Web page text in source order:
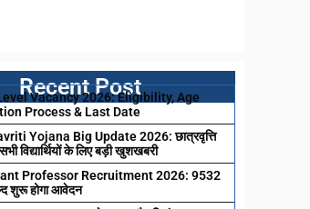
Recent Post
Vacancy 2026: Eligibility, Age
Process & Last Date
Yojana Big Update 2026: छात्रवृत्ति
विद्यार्थियों के लिए बड़ी खुशखबरी
Professor Recruitment 2026: 9532
शुरू होगा आवेदन